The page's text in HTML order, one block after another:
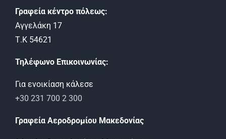
Γραφεία κέντρο πόλεως:
Αγγελάκη 17
Τ.Κ 54621
Τηλέφωνο Επικοινωνίας:
Για ενοικίαση κάλεσε
+30 231 700 2 300
Γραφεία Αεροδρομίου Μακεδονίας